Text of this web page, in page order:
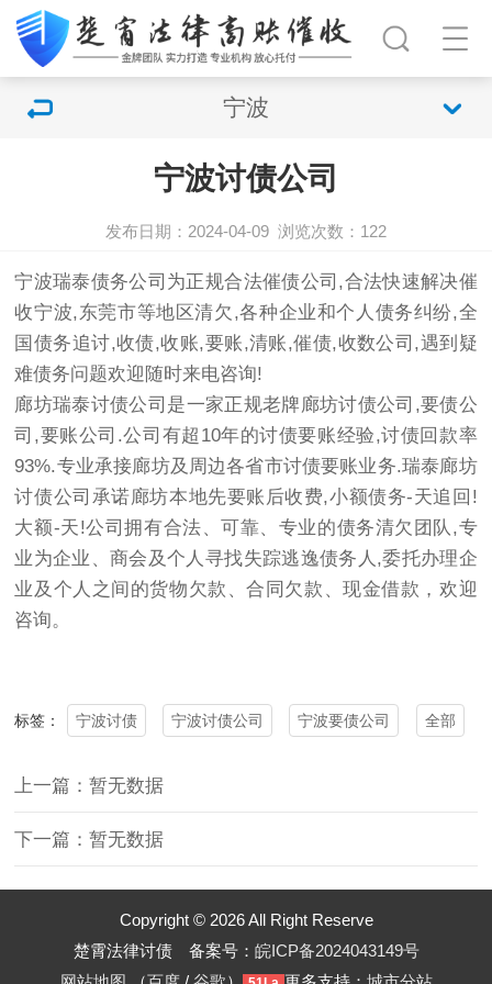
宁波
宁波讨债公司
发布日期：2024-04-09 浏览次数： 122
宁波瑞泰债务公司为正规合法催债公司,合法快速解决催
收宁波,东莞市等地区清欠,各种企业和个人债务纠纷,全
国债务追讨,收债,收账,要账,清账,催债,收数公司,遇到疑
难债务问题欢迎随时来电咨询!
廊坊瑞泰讨债公司是一家正规老牌廊坊讨债公司 ,要债公
司,要账公司.公司有超10年的讨债要账经验,讨债回款率
93%.专业承接廊坊及周边各省市讨债要账业务.瑞泰廊坊
讨债公司承诺廊坊本地先要账后收费,小额债务-天追回!
大额-天!公司拥有合法、可靠、专业的债务清欠团队,专
业为企业、商会及个人寻找失踪逃逸债务人,委托办理企
业及个人之间的货物欠款、合同欠款、现金借款，欢迎
咨询。
标签： 宁波讨债 宁波讨债公司 宁波要债公司 全部
上一篇：暂无数据
下一篇：暂无数据
Copyright © 2026 All Right Reserve
楚霄法律讨债 备案号： 皖ICP备2024043149号